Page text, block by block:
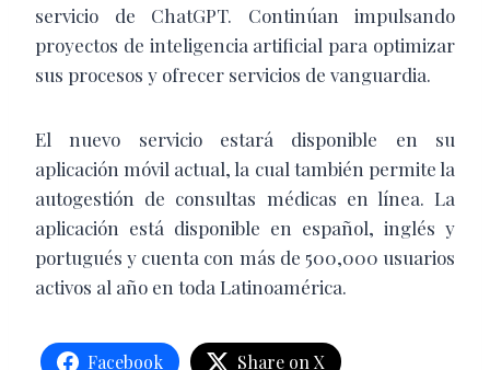
servicio de ChatGPT. Continúan impulsando
proyectos de inteligencia artificial para optimizar
sus procesos y ofrecer servicios de vanguardia.
El nuevo servicio estará disponible en su
aplicación móvil actual, la cual también permite la
autogestión de consultas médicas en línea. La
aplicación está disponible en español, inglés y
portugués y cuenta con más de 500,000 usuarios
activos al año en toda Latinoamérica.
Facebook Share on X